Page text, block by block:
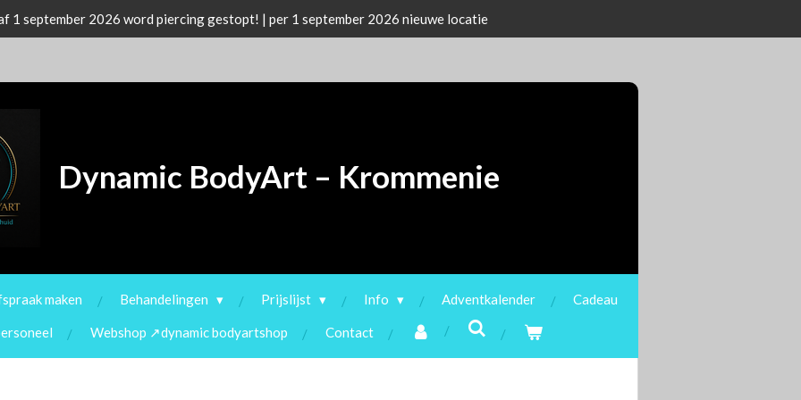
1 september 2026 word piercing gestopt! | per 1 september 2026 nieuwe locatie
Dynamic BodyArt – Krommenie
maken Behandelingen Prijslijst Info Adventkalender Cadeau
Webshop ↗dynamic bodyartshop Contact